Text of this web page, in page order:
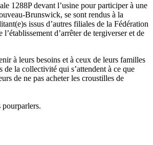
1288P devant l’usine pour participer à une
Brunswick, se sont rendus à la
issus d’autres filiales de la Fédération
d’arrêter de tergiverser et de
à leurs besoins et à ceux de leurs familles
la collectivité qui s’attendent à ce que
de ne pas acheter les croustilles de
pourparlers.